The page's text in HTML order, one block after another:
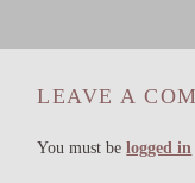
LEAVE A
You must belogged in